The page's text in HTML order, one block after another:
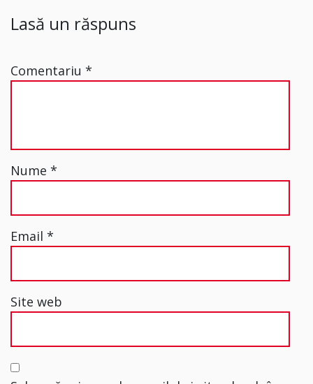
Lasă un răspuns
Comentariu *
Nume *
Email *
Site web